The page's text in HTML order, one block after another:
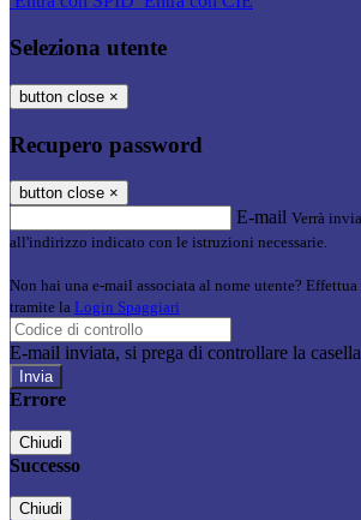
Seleziona utente
button close ×
Recupero password
button close ×
E-mail Verrà
all'indirizzo indicato con le istruzioni necessarie.
Non hai una e-mail associata al nome utente?
tramite la Login Spaggiari
E-mail inviata, si prega di controllare la
Errore
Chiudi
Successo
Chiudi